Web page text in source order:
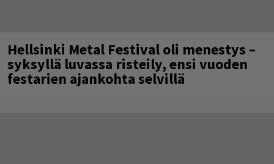
Hellsinki Metal Festival oli menestys –
syksyllä luvassa risteily, ensi vuoden
festarien ajankohta selvillä